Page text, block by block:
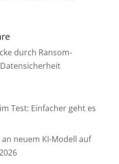
durch Ransom-
Test: Einfacher geht es
neuem KI-Modell auf